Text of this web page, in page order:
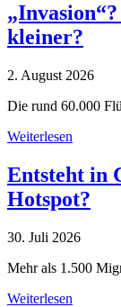
kleiner?
2. August 2026
Die rund 60.000
Weiterlesen
Entsteht in
Hotspot?
30. Juli 2026
Mehr als 1.500
Weiterlesen